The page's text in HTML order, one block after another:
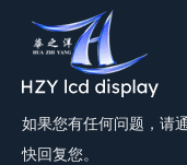
如果您有任何问题，请
快回复您。